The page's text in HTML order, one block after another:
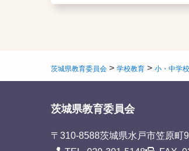
茨城県教育委員会 > 学校教育 > 小・中学
茨城県教育委員会
〒310-8588茨城県水戸市笠原町